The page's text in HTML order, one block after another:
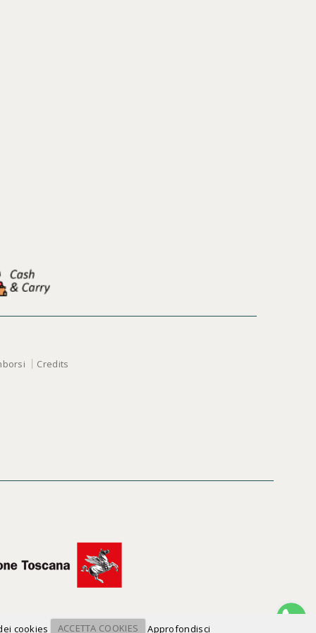
cookies ACCETTA COOKIES Approfondisci
Credits